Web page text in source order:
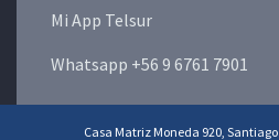
Mi App Telsur
Whatsapp +56 9 6761 7901
Casa Matriz Moneda 920, Santiago